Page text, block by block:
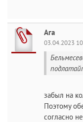
Ага
03.04.2023
забыл на
Поэтому
согласно